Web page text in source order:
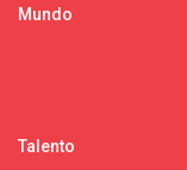
Mundo
Talento